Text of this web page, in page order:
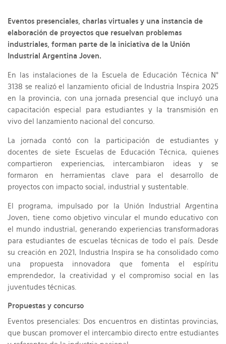
Eventos presenciales, charlas virtuales y una instancia de
elaboración de proyectos que resuelvan problemas
industriales, forman parte de la iniciativa de la Unión
Industrial Argentina Joven.
En las instalaciones de la Escuela de Educación Técnica N°
3138 se realizó el lanzamiento oficial de Industria Inspira 2025
en la provincia, con una jornada presencial que incluyó una
capacitación especial para estudiantes y la transmisión en
vivo del lanzamiento nacional del concurso.
La jornada contó con la participación de estudiantes y
docentes de siete Escuelas de Educación Técnica, quienes
compartieron experiencias, intercambiaron ideas y se
formaron en herramientas clave para el desarrollo de
proyectos con impacto social, industrial y sustentable.
El programa, impulsado por la Unión Industrial Argentina
Joven, tiene como objetivo vincular el mundo educativo con
el mundo industrial, generando experiencias transformadoras
para estudiantes de escuelas técnicas de todo el país. Desde
su creación en 2021, Industria Inspira se ha consolidado como
una propuesta innovadora que fomenta el espíritu
emprendedor, la creatividad y el compromiso social en las
juventudes técnicas.
Propuestas y concurso
Eventos presenciales: Dos encuentros en distintas provincias,
que buscan promover el intercambio directo entre estudiantes